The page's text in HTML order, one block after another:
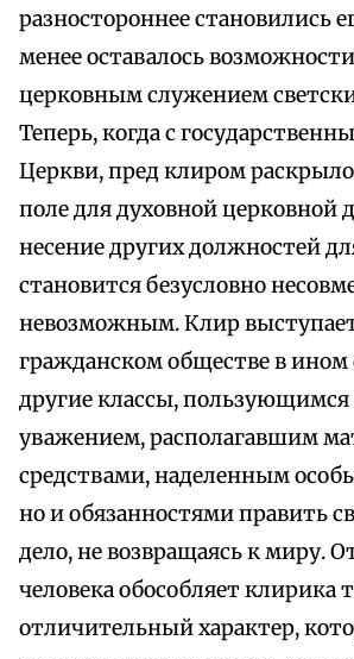
разностороннее становились
менее оставалось
церковным служением
Теперь, когда с
Церкви, пред клиром
поле для духовной церковной
несение других должностей
становится безусловно
невозможным. Клир
гражданском обществе в
другие классы,
уважением, располагавшим
средствами, наделенным
но и обязанностями править
дело, не возвращаясь к миру.
человека обособляет клирика
отличительный характер,